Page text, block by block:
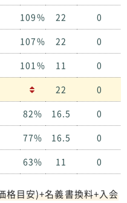
109% 22
0
107% 22
0
101% 11
0
22
0
82% 16.5
0
77% 16.5
0
63% 11 0
格目安)+名義書換料+入会